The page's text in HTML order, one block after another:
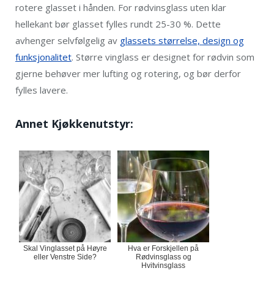
rotere glasset i hånden. For rødvinsglass uten klar
hellekant bør glasset fylles rundt 25-30 %. Dette
avhenger selvfølgelig av glassets størrelse, design og
funksjonalitet. Større vinglass er designet for rødvin som
gjerne behøver mer lufting og rotering, og bør derfor
fylles lavere.
Annet Kjøkkenutstyr:
Skal Vinglasset på Høyre
eller Venstre Side?
Hva er Forskjellen på
Rødvinsglass og
Hvitvinsglass